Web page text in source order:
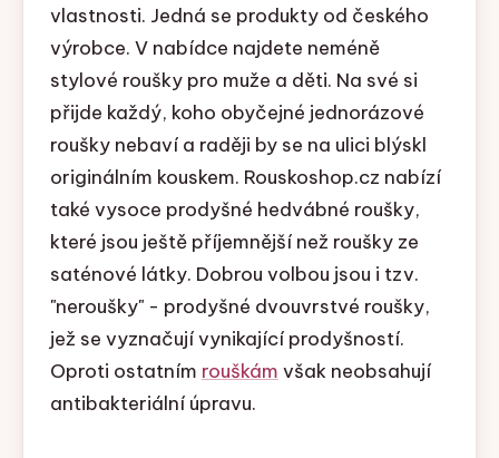
vlastnosti. Jedná se produkty od českého
výrobce. V nabídce najdete neméně
stylové roušky pro muže a děti. Na své si
přijde každý, koho obyčejné jednorázové
roušky nebaví a raději by se na ulici blýskl
originálním kouskem. Rouskoshop.cz nabízí
také vysoce prodyšné hedvábné roušky,
které jsou ještě příjemnější než roušky ze
saténové látky. Dobrou volbou jsou i tzv.
"neroušky" - prodyšné dvouvrstvé roušky,
jež se vyznačují vynikající prodyšností.
Oproti ostatním rouškám však neobsahují
antibakteriální úpravu.